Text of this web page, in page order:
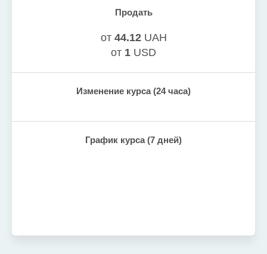
Продать
от 44.12UAH
от 1 USD
Изменение курса (24 часа)
График курса (7 дней)